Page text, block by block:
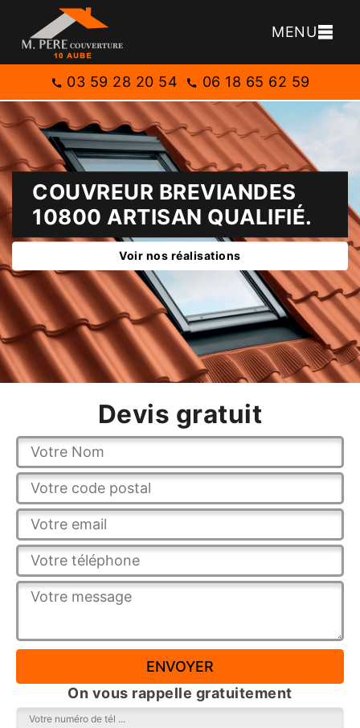
MENU
03 59 28 20 54 06 18 65 62 59
COUVREUR BREVIANDES
10800 ARTISAN QUALIFIÉ.
Voir nos réalisations
Devis gratuit
On vous rappelle gratuitement